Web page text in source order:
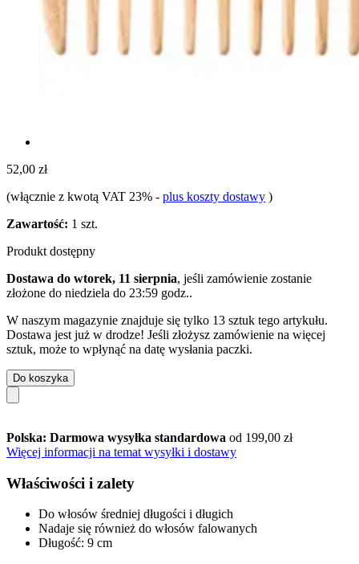
52,00 zł
(włącznie z kwotą VAT 23% - plus koszty dostawy )
Zawartość: 1 szt.
Produkt dostępny
Dostawa do wtorek, 11 sierpnia, jeśli zamówienie zostanie
złożone do niedziela do 23:59 godz..
W naszym magazynie znajduje się tylko 13 sztuk tego artykułu.
Dostawa jest już w drodze! Jeśli złożysz zamówienie na więcej
sztuk, może to wpłynąć na datę wysłania paczki.
Do koszyka
Polska: Darmowa wysyłka standardowa od 199,00 zł
Więcej informacji na temat wysyłki i dostawy
Właściwości i zalety
Do włosów średniej długości i długich
Nadaje się również do włosów falowanych
Długość: 9 cm